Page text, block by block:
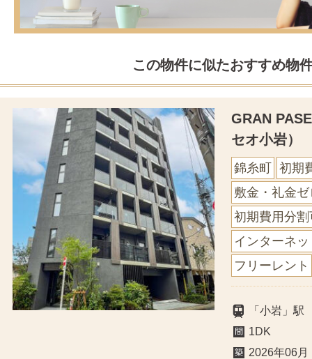
この物件に似たおすすめ物
GRAN
セオ小岩）
錦糸町
初期
敷金・礼金ゼ
初期費用分割
インターネ
フリーレント
「小岩」
1DK
2026年06月